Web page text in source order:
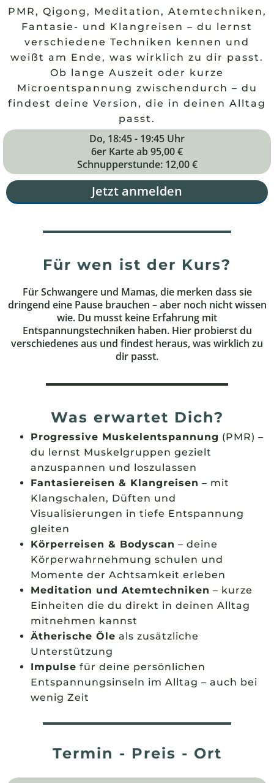
PMR, Qigong, Meditation, Atemtechniken,
Fantasie- und Klangreisen – du lernst
verschiedene Techniken kennen und
weißt am Ende, was wirklich zu dir passt.
Ob lange Auszeit oder kurze
Microentspannung zwischendurch – du
findest deine Version, die in deinen Alltag
passt.
Do, 18:45 - 19:45 Uhr
6er Karte ab 95,00 €
Schnupperstunde: 12,00 €
Jetzt anmelden
Für wen ist der Kurs?
Für Schwangere und Mamas, die merken dass sie
dringend eine Pause brauchen – aber noch nicht wissen
wie. Du musst keine Erfahrung mit
Entspannungstechniken haben. Hier probierst du
verschiedenes aus und findest heraus, was wirklich zu
dir passt.
Was erwartet Dich?
Progressive Muskelentspannung (PMR) –
du lernst Muskelgruppen gezielt
anzuspannen und loszulassen
Fantasiereisen & Klangreisen – mit
Klangschalen, Düften und
Visualisierungen in tiefe Entspannung
gleiten
Körperreisen & Bodyscan – deine
Körperwahrnehmung schulen und
Momente der Achtsamkeit erleben
Meditation und Atemtechniken – kurze
Einheiten die du direkt in deinen Alltag
mitnehmen kannst
Ätherische Öle als zusätzliche
Unterstützung
Impulse für deine persönlichen
Entspannungsinseln im Alltag – auch bei
wenig Zeit
Termin - Preis - Ort